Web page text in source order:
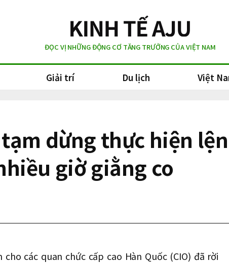
ĐỌC VỊ NHỮNG ĐỘNG CƠ TĂNG TRƯỞNG CỦA VIỆT NAM
Giải trí Du lịch Việt
dừng thực hiện
giờ giằng co
các quan chức cấp cao Hàn Quốc (CIO) đã rời